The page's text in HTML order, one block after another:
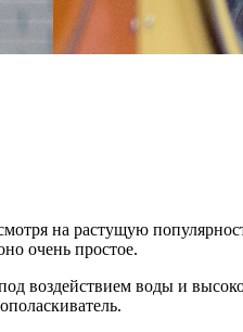
на растущую
очень простое.
воздействием воды и